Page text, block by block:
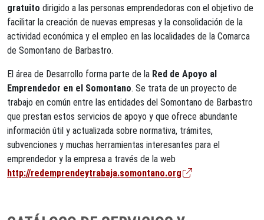
gratuito dirigido a las personas emprendedoras con el objetivo de
facilitar la creación de nuevas empresas y la consolidación de la
actividad económica y el empleo en las localidades de la Comarca
de Somontano de Barbastro.
El área de Desarrollo forma parte de la Red de Apoyo al
Emprendedor en el Somontano. Se trata de un proyecto de
trabajo en común entre las entidades del Somontano de Barbastro
que prestan estos servicios de apoyo y que ofrece abundante
información útil y actualizada sobre normativa, trámites,
subvenciones y muchas herramientas interesantes para el
emprendedor y la empresa a través de la web
http://redemprendeytrabaja.somontano.org